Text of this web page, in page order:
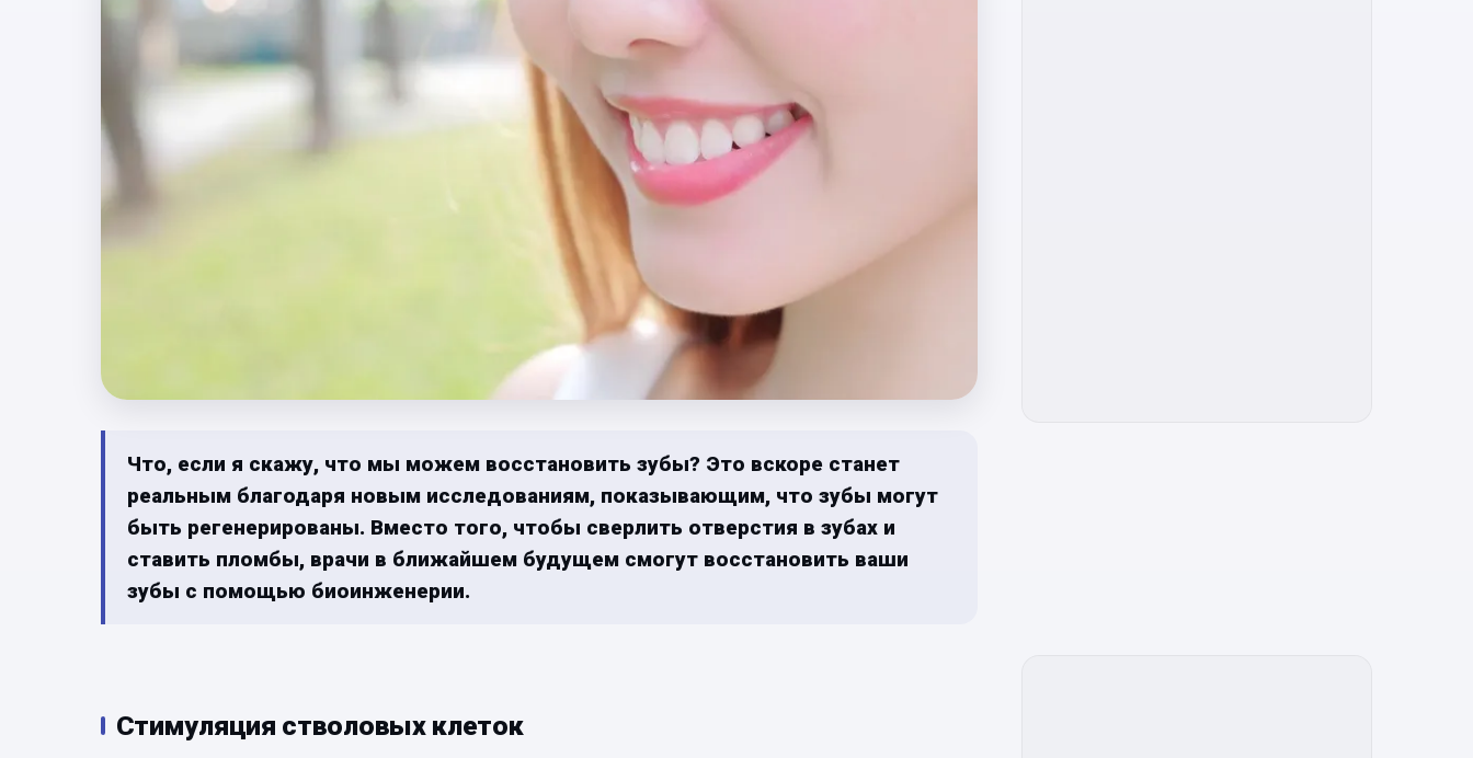
Что, если я скажу, что мы можем восстановить зубы? Это вскоре станет
реальным благодаря новым исследованиям, показывающим, что зубы могут
быть регенерированы. Вместо того, чтобы сверлить отверстия в зубах и
ставить пломбы, врачи в ближайшем будущем смогут восстановить ваши
зубы с помощью биоинженерии.
Стимуляция стволовых клеток